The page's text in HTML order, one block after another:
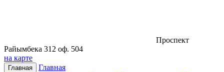
Проспект
Райымбека 312 оф. 504
на карте
Главная
Главная